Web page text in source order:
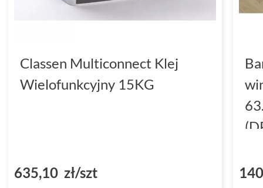
Classen Multiconnect Klej
Wielofunkcyjny 15KG
635,10 zł/szt